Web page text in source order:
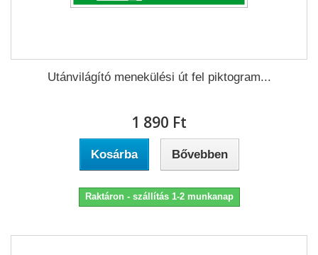
Utánvilágító menekülési út fel piktogram...
1 890 Ft‎
Kosárba Bővebben
Raktáron - szállítás 1-2 munkanap